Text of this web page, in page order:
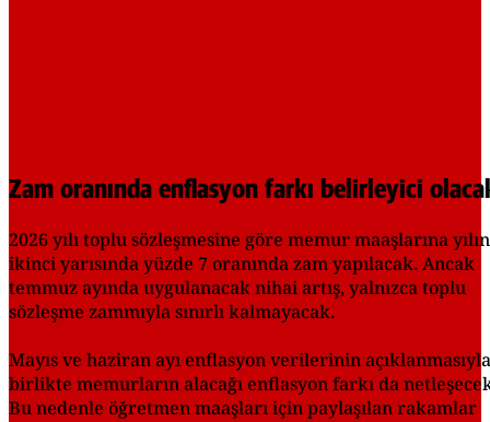
Zam oranında enflasyon farkı belirleyici
2026 yılı toplu sözleşmesine göre memur maaşlarına yılın
ikinci yarısında yüzde 7 oranında zam yapılacak. Ancak
temmuz ayında uygulanacak nihai artış, yalnızca toplu
sözleşme zammıyla sınırlı kalmayacak.
Mayıs ve haziran ayı enflasyon verilerinin açıklanmasıyla
birlikte memurların alacağı enflasyon farkı da
Bu nedenle öğretmen maaşları için paylaşılan rakamlar